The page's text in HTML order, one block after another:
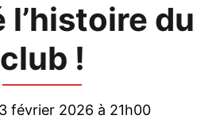
l’histoire du
club !
février 2026 à 21h00